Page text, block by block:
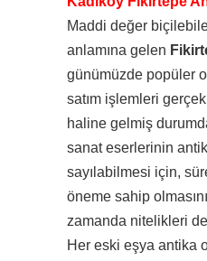
Maddi değer
anlamına gelen
günümüzde popüler
satım işlemleri
haline gelmiş
sanat eserlerinin
sayılabilmesi için,
öneme sahip
zamanda nitelikleri
Her eski eşya antika